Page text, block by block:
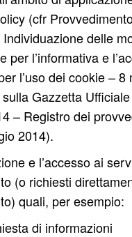
(cfr
delle
per l’informativa e
l’uso dei cookie – 8
Gazzetta
– Registro dei
2014).
e l’accesso ai
(o richiesti
quali, per esempio:
di informazioni